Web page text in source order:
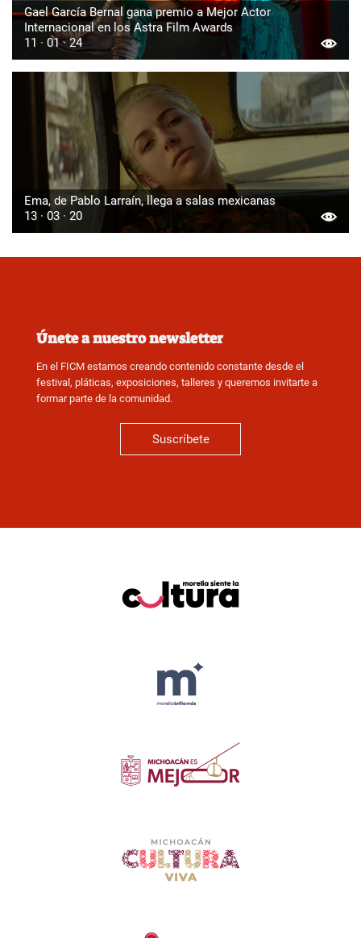
Gael García Bernal gana premio a Mejor Actor
Internacional en los Astra Film Awards
11 · 01 · 24
Ema, de Pablo Larraín, llega a salas mexicanas
13 · 03 · 20
Únete a nuestro newsletter
En el FICM estamos creando contenido constante desde el
festival, pláticas, exposiciones, talleres y queremos invitarte a
formar parte de la comunidad.
Suscríbete